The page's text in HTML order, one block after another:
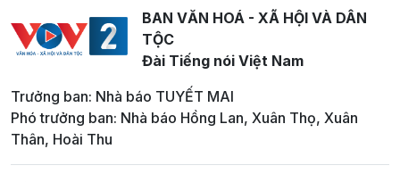
BAN VĂN HOÁ - XÃ HỘI VÀ DÂN
TỘC
Đài Tiếng nói Việt Nam
Trưởng ban: Nhà báo TUYẾT MAI
Phó trưởng ban: Nhà báo Hồng Lan, Xuân Thọ, Xuân
Thân, Hoài Thu